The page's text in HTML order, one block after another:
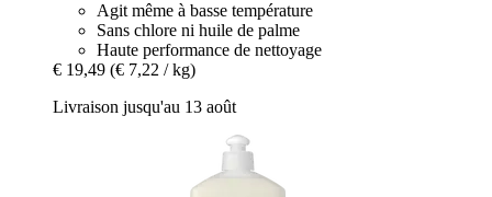
Agit même à basse température
Sans chlore ni huile de palme
Haute performance de nettoyage
€ 19,49 (€ 7,22 / kg)
Livraison jusqu'au 13 août